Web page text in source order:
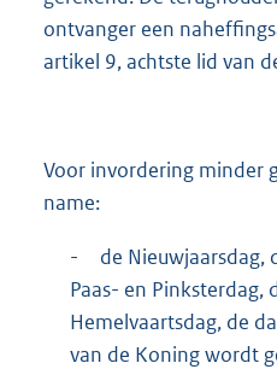
ontvanger een
artikel 9, achtste lid van
Voor invordering minder
name:
-
de Nieuwjaarsdag,
Paas- en Pinksterdag,
Hemelvaartsdag, de
van de Koning wordt